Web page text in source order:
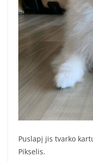
Puslapį jis tvarko
Pikselis.